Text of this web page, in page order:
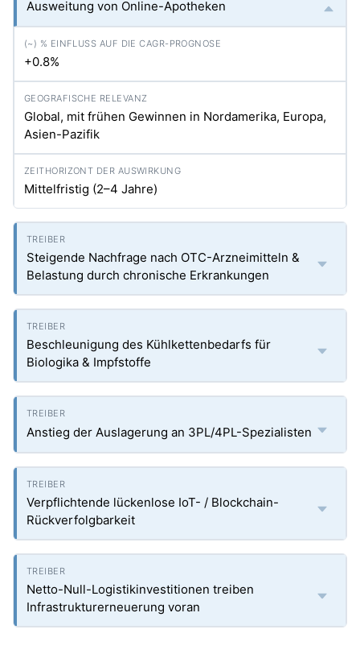
Ausweitung von Online-Apotheken
+0.8%
Global, mit frühen Gewinnen in Nordamerika, Europa,
Asien-Pazifik
Mittelfristig (2–4 Jahre)
Steigende Nachfrage nach OTC-Arzneimitteln &
Belastung durch chronische Erkrankungen
Beschleunigung des Kühlkettenbedarfs für
Biologika & Impfstoffe
Anstieg der Auslagerung an 3PL/4PL-Spezialisten
Verpflichtende lückenlose IoT- / Blockchain-
Rückverfolgbarkeit
Netto-Null-Logistikinvestitionen treiben
Infrastrukturerneuerung voran